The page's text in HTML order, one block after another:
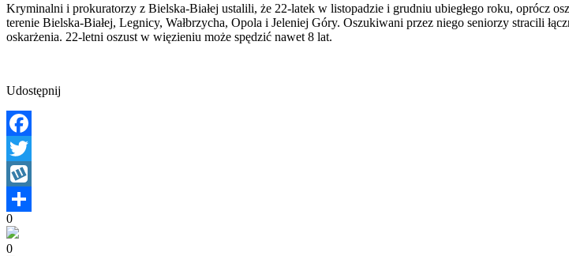
Kryminalni i prokuratorzy z Bielska-Białej ustalili, że 22-latek w listopadzie i grudniu ubiegłego roku, oprócz
terenie Bielska-Białej, Legnicy, Wałbrzycha, Opola i Jeleniej Góry. Oszukiwani przez niego seniorzy stracili
oskarżenia. 22-letni oszust w więzieniu może spędzić nawet 8 lat.
Udostępnij
Facebook
Twitter
Wykop
Share
0
0